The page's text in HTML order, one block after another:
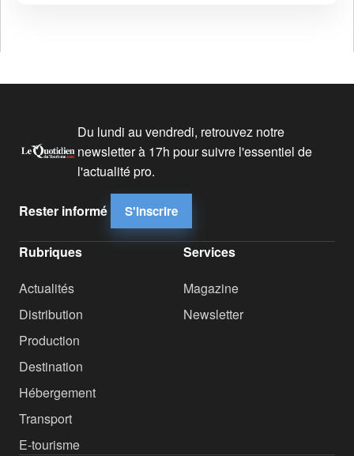
Du lundi au vendredi, retrouvez notre
newsletter à 17h pour suivre l'essentiel de
l'actualité pro.
Rester informé S'inscrire
Rubriques
Actualités
Distribution
Production
Destination
Hébergement
Transport
E-tourisme
Services
Magazine
Newsletter